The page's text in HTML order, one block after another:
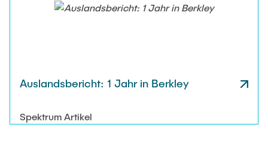
Auslandsbericht: 1 Jahr in Berkley
Spektrum Artikel